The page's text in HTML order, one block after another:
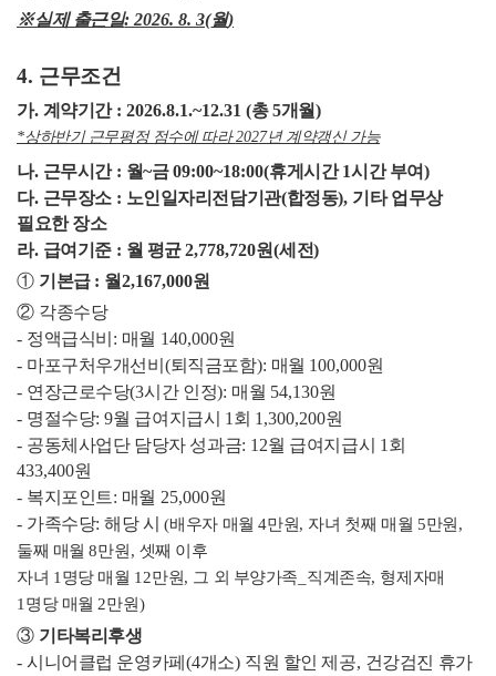
※실제 출근일: 2026. 8. 3(월)
4. 근무조건
가. 계약기간 : 2026.8.1.~12.31 (총5개월)
*상하반기 근무평정 점수에 따라2027년 계약갱신 가능
나. 근무시간 : 월~금09:00~18:00(휴게시간1시간 부여)
다. 근무장소 : 노인일자리전담기관(합정동), 기타 업무상
필요한 장소
라. 급여기준 : 월 평균2,778,720원(세전)
① 기본급 : 월2,167,000원
② 각종수당
- 정액급식비 : 매월 140,000원
- 마포구처우개선비 (퇴직금포함): 매월 100,000원
- 연장근로수당(3시간 인정): 매월 54,130원
- 명절수당: 9월 급여지급시 1 회 1,300,200원
- 공동체사업단 담당자 성과금: 12월 급여지급시 1 회
433,400원
- 복지포인트: 매월 25,000원
- 가족수당:해당 시(배우자 매월4만원, 자녀 첫째 매월 5만원 ,
둘째 매월8만원 , 셋째 이후
자녀 1 명당 매월 12만원, 그 외 부양가족 직계존속, 형제자매
1 명당 매월 2만원)
③ 기타복리후생
- 시니어클럽 운영카페 (4개소) 직원 할인 제공, 건강검진 휴가